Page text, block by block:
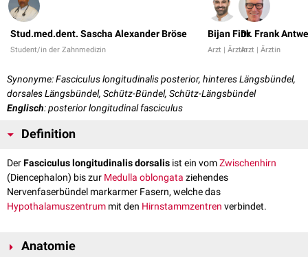
Stud.med.dent. Sascha Alexander Bröse
Student/in der Zahnmedizin
Bijan Fink
Arzt | Ärztin
Dr. Frank
Arzt | Ärztin
Synonyme: Fasciculus longitudinalis posterior, hinteres Längsbündel,
dorsales Längsbündel, Schütz-Bündel, Schütz-Längsbündel
Englisch: posterior longitudinal fasciculus
Definition
DerFasciculus longitudinalis dorsalis ist ein vomZwischenhirn
(Diencephalon) bis zur Medulla oblongata ziehendes
Nervenfaserbündel markarmer Fasern, welche das
Hypothalamuszentrum mit den Hirnstammzentren verbindet.
Anatomie